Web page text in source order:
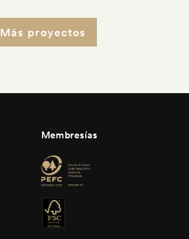
Más proyectos
Membresías